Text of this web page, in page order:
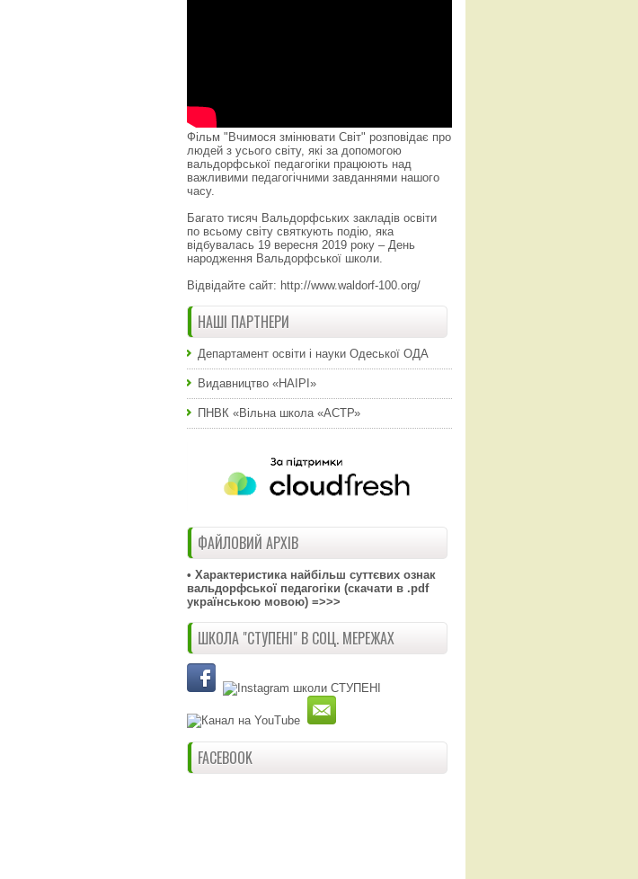
Фільм "Вчимося змінювати Світ" розповідає про
людей з усього світу, які за допомогою
вальдорфської педагогіки працюють над
важливими педагогічними завданнями нашого
часу.
Багато тисяч Вальдорфських закладів освіти
по всьому світу святкують подію, яка
відбувалась 19 вересня 2019 року – День
народження Вальдорфської школи.
Відвідайте сайт: http://www.waldorf-100.org/
НАШІ ПАРТНЕРИ
Департамент освіти і науки Одеської ОДА
Видавництво «НАІРІ»
ПНВК «Вільна школа «АСТР»
ФАЙЛОВИЙ АРХІВ
• Характеристика найбільш суттєвих ознак
вальдорфської педагогіки (скачати в .pdf
українською мовою) =>>>
ШКОЛА "СТУПЕНІ" В СОЦ. МЕРЕЖАХ
FACEBOOK